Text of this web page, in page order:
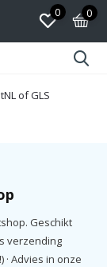
0 0
of GLS
Geschikt
verzending
· Advies in onze